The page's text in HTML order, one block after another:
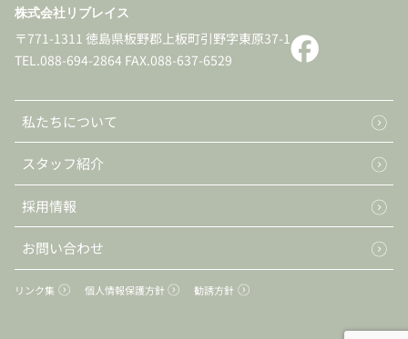
等により通知し、またはホームページ（ＵＲＬ）等
により公表します。
当社に対し保険募集業務の委託を行う保険会社の
す。
東京海上日動火災保険株式会社
（https://www.tokiomarine-nichido.co.jp）
東京海上日動あんしん生命保険株式会社
（https://www.tmn-anshin.co.jp）
（２）個人情報の利用目的
当社は、東京海上日動火災保険株式会社および東
の委託を受けて、取得した個人情報を、損害保険、
株式会社リブレイス
〒771-1311 徳島県板野郡上板町引野字東原37-1
TEL.088-694-2864 FAX.088-637-6529
私たちについて
スタッフ紹介
採用情報
お問い合わせ
リンク集 個人情報保護方針 勧誘方針